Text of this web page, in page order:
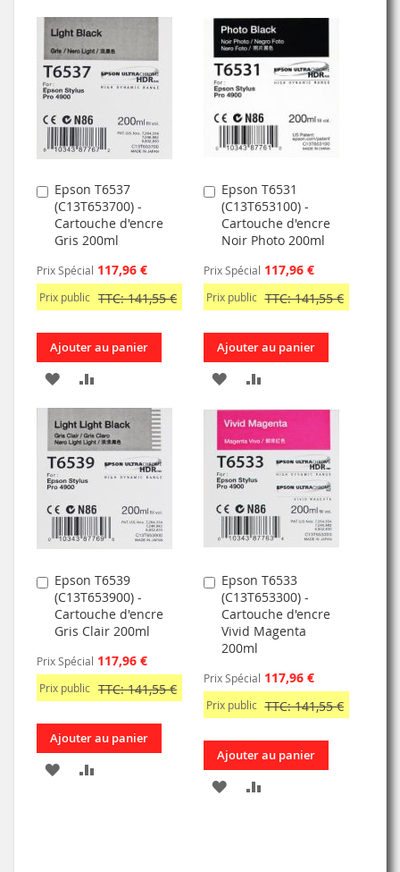
MA
LISTE
D’ENVIE
COMPARATEUR
À
MA
LISTE
D’ENVIE
AU
COMPARATEUR
Epson T6537
(C13T653700) -
Cartouche d'encre
Gris 200ml
Prix Spécial 117,96 €
Prix public TTC: 141,55 €
Ajouter
au
panier
Ajouter au panier
AJOUTER
À
MA
LISTE
D’ENVIE
AU
COMPARATEUR
Epson T6531
(C13T653100) -
Cartouche d'encre
Noir Photo 200ml
Prix Spécial 117,96 €
Prix public TTC: 141,55 €
Ajouter
au
panier
Ajouter au panier
AJOUTER
À
MA
LISTE
D’ENVIE
AU
COMPARATEUR
Epson T6539
(C13T653900) -
Cartouche d'encre
Gris Clair 200ml
Prix Spécial 117,96 €
Prix public TTC: 141,55 €
Ajouter
au
panier
Ajouter au panier
AJOUTER
Epson T6533
(C13T653300) -
Cartouche d'encre
Vivid Magenta
200ml
Prix Spécial 117,96 €
Prix public TTC: 141,55 €
Ajouter
au
panier
Ajouter au panier
AJOUTER